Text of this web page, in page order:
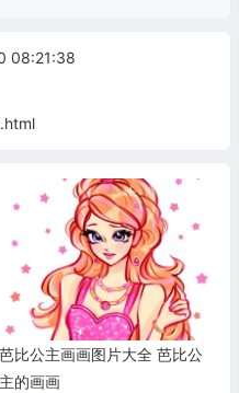
08:21:38
芭比公主画画图片大全 芭比公
主的画画